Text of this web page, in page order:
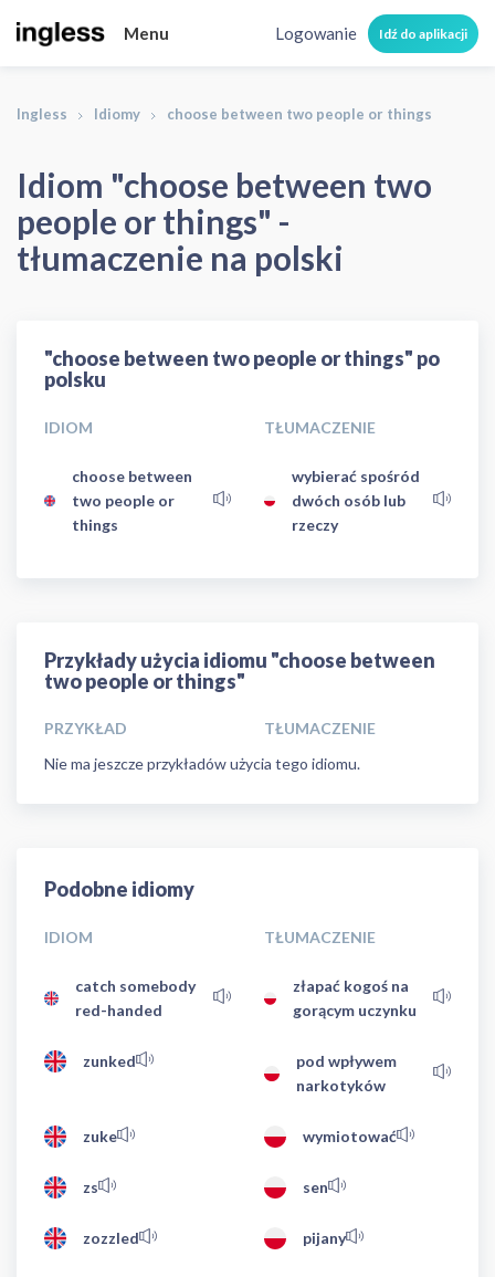
Menu Logowanie Idź do aplikacji
Ingless Idiomy choose between two people or things
Idiom "choose between two
people or things" -
tłumaczenie na polski
"choose between two people or things" po
polsku
IDIOM TŁUMACZENIE
choose between
two people or
things
wybierać spośród
dwóch osób lub
rzeczy
Przykłady użycia idiomu "choose between
two people or things"
PRZYKŁAD
TŁUMACZENIE
Nie ma jeszcze przykładów użycia tego idiomu.
Podobne idiomy
IDIOM TŁUMACZENIE
catch somebody
red-handed
złapać kogoś na
gorącym uczynku
zunked
pod wpływem
narkotyków
zuke wymiotować
zs sen
zozzled pijany